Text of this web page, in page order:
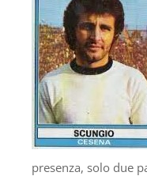
presenza, solo due